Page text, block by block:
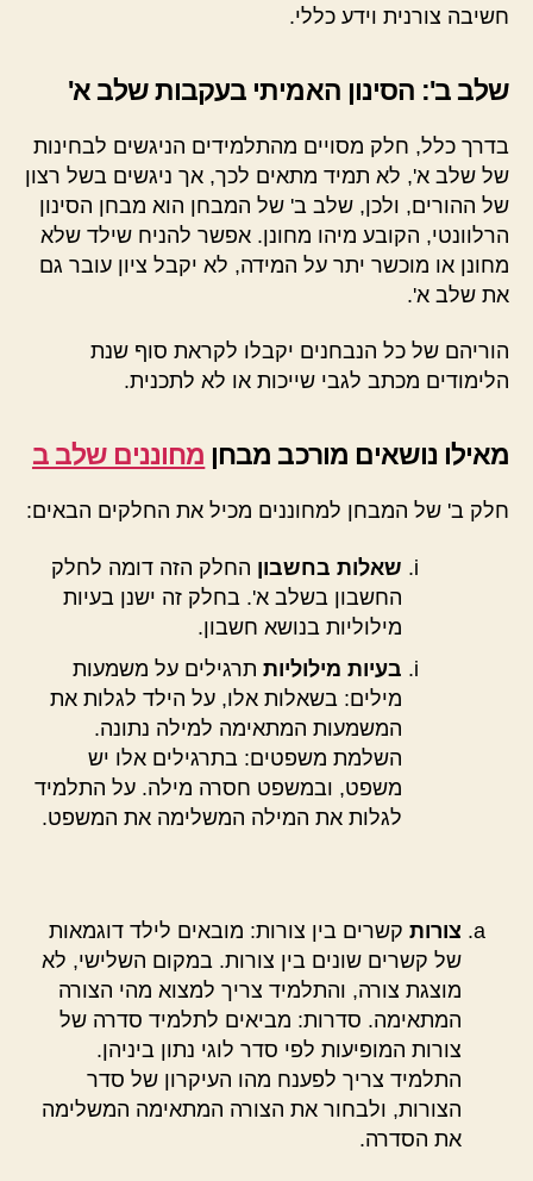
חשיבה צורנית וידע כללי.
שלב ב': הסינון האמיתי בעקבות שלב א'
בדרך כלל, חלק מסויים מהתלמידים הניגשים לבחינות
של שלב א', לא תמיד מתאים לכך, אך ניגשים בשל רצון
של ההורים, ולכן, שלב ב' של המבחן הוא מבחן הסינון
הרלוונטי, הקובע מיהו מחונן. אפשר להניח שילד שלא
מחונן או מוכשר יתר על המידה, לא יקבל ציון עובר גם
את שלב א'.
הוריהם של כל הנבחנים יקבלו לקראת סוף שנת
הלימודים מכתב לגבי שייכות או לא לתכנית.
מאילו נושאים מורכב מבחן מחוננים שלב ב
חלק ב' של המבחן למחוננים מכיל את החלקים הבאים:
שאלות בחשבון החלק הזה דומה לחלק
החשבון בשלב א'. בחלק זה ישנן בעיות
מילוליות בנושא חשבון.
בעיות מילוליות תרגילים על משמעות
מילים: בשאלות אלו, על הילד לגלות את
המשמעות המתאימה למילה נתונה.
השלמת משפטים: בתרגילים אלו יש
משפט, ובמשפט חסרה מילה. על התלמיד
לגלות את המילה המשלימה את המשפט.
צורות קשרים בין צורות: מובאים לילד דוגמאות
של קשרים שונים בין צורות. במקום השלישי, לא
מוצגת צורה, והתלמיד צריך למצוא מהי הצורה
המתאימה. סדרות: מביאים לתלמיד סדרה של
צורות המופיעות לפי סדר לוגי נתון ביניהן.
התלמיד צריך לפענח מהו העיקרון של סדר
הצורות, ולבחור את הצורה המתאימה המשלימה
את הסדרה.